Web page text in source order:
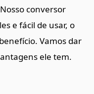
conversor
e fácil de usar, o
Vamos dar
ele tem.